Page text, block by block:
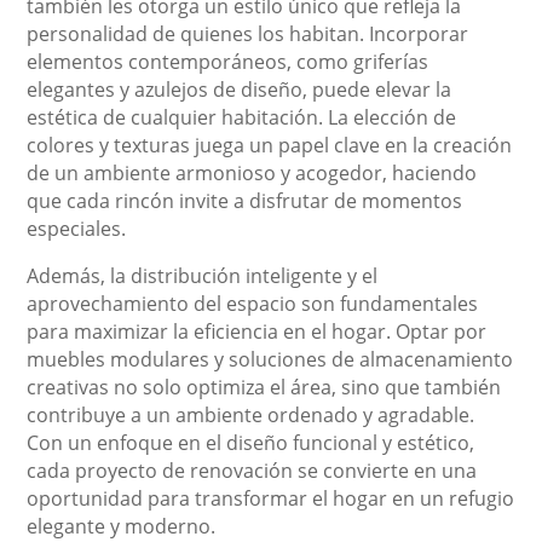
también les otorga un estilo único que refleja la
personalidad de quienes los habitan. Incorporar
elementos contemporáneos, como griferías
elegantes y azulejos de diseño, puede elevar la
estética de cualquier habitación. La elección de
colores y texturas juega un papel clave en la creación
de un ambiente armonioso y acogedor, haciendo
que cada rincón invite a disfrutar de momentos
especiales.
Además, la distribución inteligente y el
aprovechamiento del espacio son fundamentales
para maximizar la eficiencia en el hogar. Optar por
muebles modulares y soluciones de almacenamiento
creativas no solo optimiza el área, sino que también
contribuye a un ambiente ordenado y agradable.
Con un enfoque en el diseño funcional y estético,
cada proyecto de renovación se convierte en una
oportunidad para transformar el hogar en un refugio
elegante y moderno.